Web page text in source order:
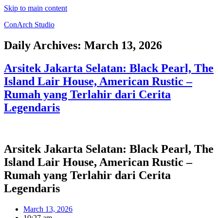
Skip to main content
ConArch Studio
Daily Archives: March 13, 2026
Arsitek Jakarta Selatan: Black Pearl, The
Island Lair House, American Rustic –
Rumah yang Terlahir dari Cerita
Legendaris
Arsitek Jakarta Selatan: Black Pearl, The
Island Lair House, American Rustic –
Rumah yang Terlahir dari Cerita
Legendaris
March 13, 2026